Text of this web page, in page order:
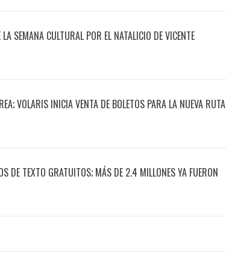
SEMANA CULTURAL POR EL NATALICIO DE VICENTE
VOLARIS INICIA VENTA DE BOLETOS PARA LA NUEVA RUTA
DE TEXTO GRATUITOS; MÁS DE 2.4 MILLONES YA FUERON